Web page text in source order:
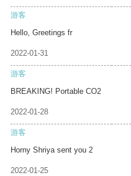
游客
Hello, Greetings fr
2022-01-31
游客
BREAKING! Portable CO2
2022-01-28
游客
Horny Shriya sent you 2
2022-01-25